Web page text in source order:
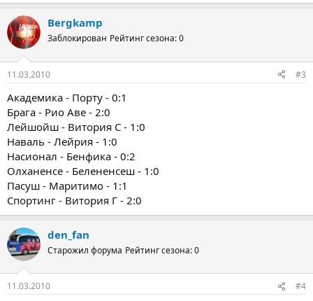
Bergkamp
Заблокирован Рейтинг сезона: 0
11.03.2010 #3
Академика - Порту - 0:1
Брага - Рио Аве - 2:0
Лейшойш - Витория С - 1:0
Наваль - Лейрия - 1:0
Насионал - Бенфика - 0:2
Олханенсе - Белененсеш - 1:0
Пасуш - Маритимо - 1:1
Спортинг - Витория Г - 2:0
den_fan
Старожил форума Рейтинг сезона: 0
11.03.2010 #4